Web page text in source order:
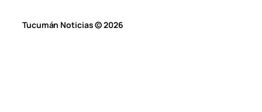
Tucumán Noticias © 2026